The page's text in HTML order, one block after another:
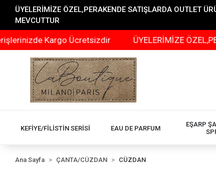
ÜYELERİMİZE ÖZEL,PERAKENDE SATIŞLARDA OUTLET
MEVCUTTUR
Ücretsizdir ÜYELERİMİZE ÖZEL,PERAKENDE
KEFİYE/FİLİSTİN SERİSİ EAU DE PARFUM
EŞARP
Ana Sayfa ÇANTA/CÜZDAN CÜZDAN